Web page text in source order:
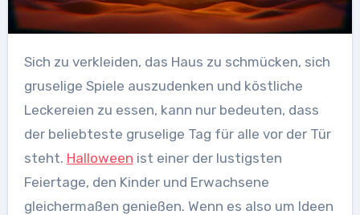
Sich zu verkleiden, das Haus zu schmücken, sich
gruselige Spiele auszudenken und köstliche
Leckereien zu essen, kann nur bedeuten, dass
der beliebteste gruselige Tag für alle vor der Tür
steht. Halloween ist einer der lustigsten
Feiertage, den Kinder und Erwachsene
gleichermaßen genießen. Wenn es also um Ideen